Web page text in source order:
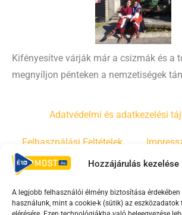
Hozzájárulás kezelése
A legjobb felhasználói élmény biztosítása
használunk, mint a cookie-k (sütik) az
Kifényesítve várják már a csizmák és a
megnyíljon pénteken a nemzetiségek
Adatvédelmi és adatkezelési
Felhasználási Feltételek
Irányelvek Moderálási